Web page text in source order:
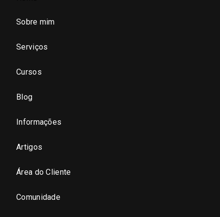
São Paulo - Grande SP
Sobre mim
Serviços
Cursos
Blog
Informações
Artigos
Área do Cliente
Comunidade